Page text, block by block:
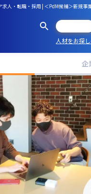
人・転職・採用 | ＜PdM候補＞新規
人材をお探
企